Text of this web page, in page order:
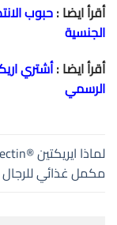
أقرأ ايضا :حبوب
الجنسية
أقرأ ايضا :أشتري
الرسمي
مكمل غذائي للرجال